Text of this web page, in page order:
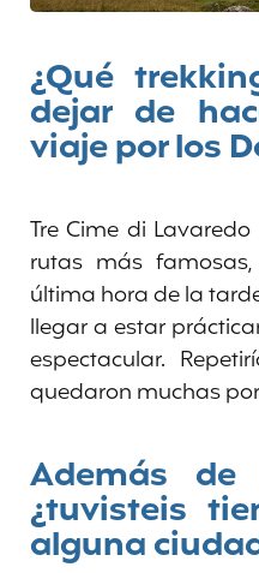
¿Qué
dejar de
viaje por los
Tre Cime di
rutas más
última hora de la
llegar a estar
espectacular.
quedaron muchas
Además de
¿tuvisteis
alguna